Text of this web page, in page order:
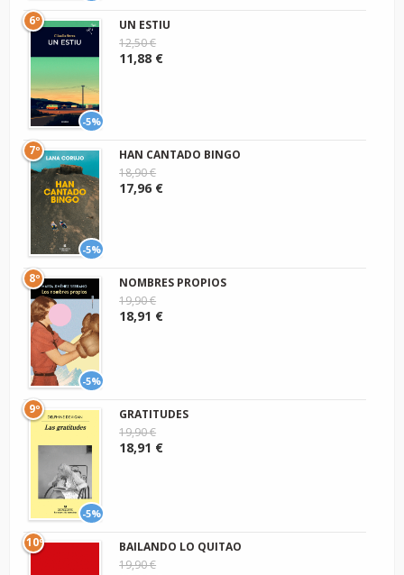
-5%
6º
UN ESTIU
12,50 €
11,88 €
-5%
7º
HAN CANTADO BINGO
18,90 €
17,96 €
-5%
8º
NOMBRES PROPIOS
19,90 €
18,91 €
-5%
9º
GRATITUDES
19,90 €
18,91 €
10º
BAILANDO LO QUITAO
19,90 €